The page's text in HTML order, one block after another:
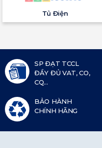
Tủ Điện
SP ĐẠT TCCL
ĐẦY ĐỦ VAT, CO,
CQ...
BẢO HÀNH
CHÍNH HÃNG